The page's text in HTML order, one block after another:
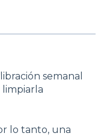
semanal
limpiarla
lo tanto, una